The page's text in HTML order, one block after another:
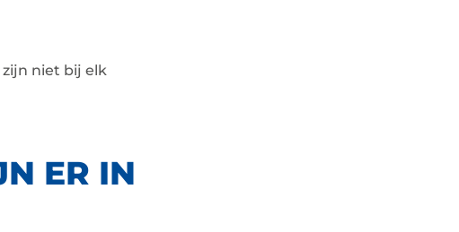
zijn niet bij elk
ER IN